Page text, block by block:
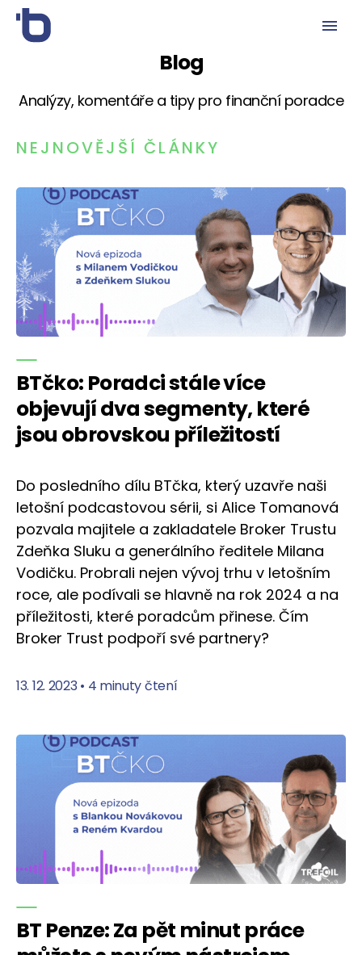
Blog
Analýzy, komentáře a tipy pro finanční poradce
NEJNOVĚJŠÍ ČLÁNKY
BTčko: Poradci stále více
objevují dva segmenty, které
jsou obrovskou příležitostí
Do posledního dílu BTčka, který uzavře naši
letošní podcastovou sérii, si Alice Tomanová
pozvala majitele a zakladatele Broker Trustu
Zdeňka Sluku a generálního ředitele Milana
Vodičku. Probrali nejen vývoj trhu v letošním
roce, ale podívali se hlavně na rok 2024 a na
příležitosti, které poradcům přinese. Čím
Broker Trust podpoří své partnery?
13. 12. 2023• 4 minuty čtení
BT Penze: Za pět minut práce